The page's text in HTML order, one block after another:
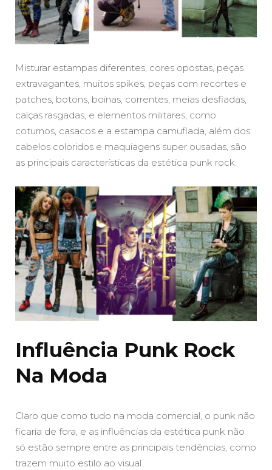
Misturar estampas diferentes, cores opostas, peças
extravagantes, muitos spikes, peças com recortes e
patches, botons, boinas, correntes, meias desfiadas,
calças rasgadas, e elementos militares, como
coturnos, casacos e a estampa camuflada, além dos
cabelos coloridos e maquiagens super ousadas, são
as principais características da estética punk rock.
Influência Punk Rock
Na Moda
Claro que como tudo na moda comercial, o punk não
ficaria de fora, e as influências da estética punk não
só estão sempre entre as principais tendências, como
trazem muito estilo ao visual.